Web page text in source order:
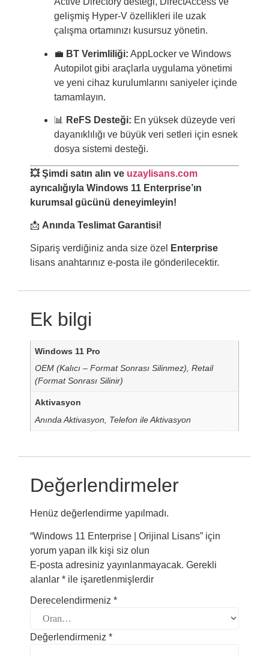
gelişmiş Hyper-V özellikleri ile uzak
çalışma ortamınızı kusursuz yönetin.
💼 BT Verimliliği: AppLocker ve Windows
Autopilot gibi araçlarla uygulama yönetimi
ve yeni cihaz kurulumlarını saniyeler içinde
tamamlayın.
📊 ReFS Desteği: En yüksek düzeyde veri
dayanıklılığı ve büyük veri setleri için esnek
dosya sistemi desteği.
💥 Şimdi satın alın ve uzaylisans.com
ayrıcalığıyla Windows 11 Enterprise’ın
kurumsal gücünü deneyimleyin!
📩 Anında Teslimat Garantisi!
Sipariş verdiğiniz anda size özel
Enterprise
lisans anahtarınız e-posta ile gönderilecektir.
Ek bilgi
Windows 11 Pro
OEM (Kalıcı – Format Sonrası Silinmez), Retail
(Format Sonrası Silinir)
Aktivasyon
Anında Aktivasyon, Telefon ile Aktivasyon
Değerlendirmeler
Henüz değerlendirme yapılmadı.
“Windows 11 Enterprise | Orijinal Lisans” için
yorum yapan ilk kişi siz olun
E-posta adresiniz yayınlanmayacak. Gerekli
alanlar * ile işaretlenmişlerdir
Derecelendirmeniz *
Değerlendirmeniz *